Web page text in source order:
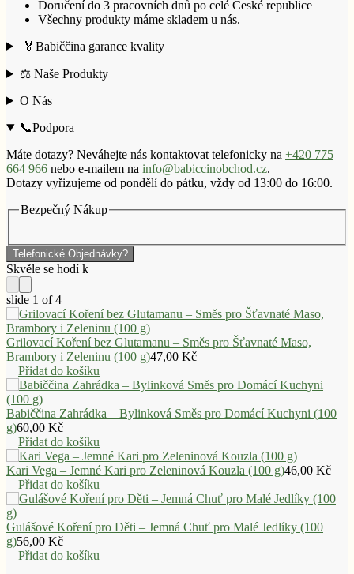
Doručení do 3 pracovních dnů po celé České republice
Všechny produkty máme skladem u nás.
🏅Babiččina garance kvality
⚖️ Naše Produkty
O Nás
📞Podpora
Máte dotazy? Neváhejte nás kontaktovat telefonicky na +420 775
664 966 nebo e-mailem na info@babiccinobchod.cz.
Dotazy vyřizujeme od pondělí do pátku, vždy od 13:00 do 16:00.
Bezpečný Nákup
Telefonické Objednávky?
slide 1 of 4
Grilovací Koření bez Glutamanu – Směs pro Šťavnaté Maso,
Brambory i Zeleninu (100 g)47,00 Kč
Přidat do košíku
Babiččina Zahrádka – Bylinková Směs pro Domácí Kuchyni (100
g)60,00 Kč
Přidat do košíku
Kari Vega – Jemné Kari pro Zeleninová Kouzla (100 g)46,00 Kč
Přidat do košíku
Gulášové Koření pro Děti – Jemná Chuť pro Malé Jedlíky (100
g)56,00 Kč
Přidat do košíku